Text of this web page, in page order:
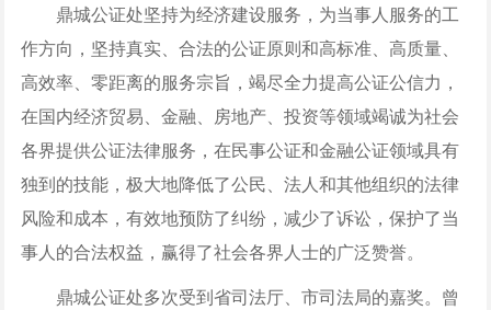
鼎城公证处坚持为经济建设服务，为当事人服务的工
作方向，坚持真实、合法的公证原则和高标准、高质量、
高效率、零距离的服务宗旨，竭尽全力提高公证公信力，
在国内经济贸易、金融、房地产、投资等领域竭诚为社会
各界提供公证法律服务，在民事公证和金融公证领域具有
独到的技能，极大地降低了公民、法人和其他组织的法律
风险和成本，有效地预防了纠纷，减少了诉讼，保护了当
事人的合法权益，赢得了社会各界人士的广泛赞誉。
鼎城公证处多次受到省司法厅、市司法局的嘉奖。曾